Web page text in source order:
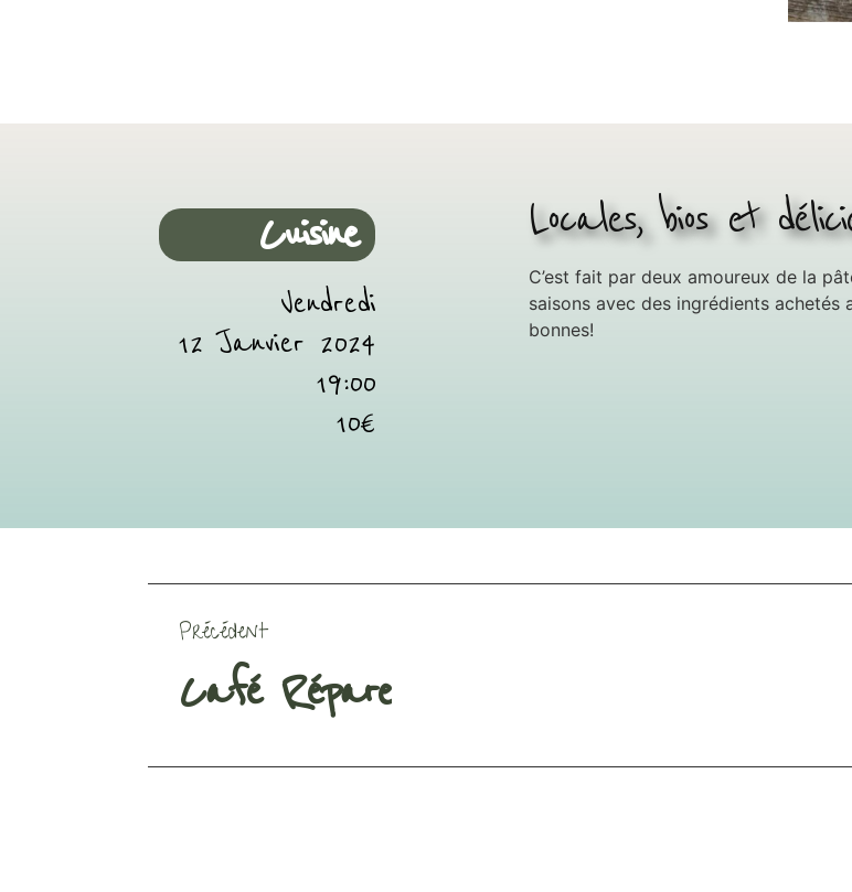
Cuisine
Vendredi
12 Janvier 2024
19:00
10€
Locales, bios et
C’est fait par deux amoureux de la
saisons avec des ingrédients
bonnes!
Précédent
Café Répare